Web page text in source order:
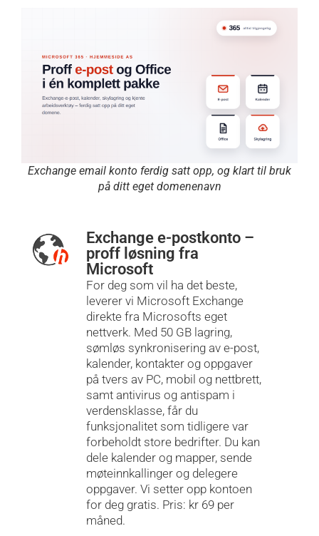
Exchange email konto ferdig satt opp, og klart til bruk
på ditt eget domenenavn
Exchange e-postkonto –
proff løsning fra
Microsoft
For deg som vil ha det beste,
leverer vi Microsoft Exchange
direkte fra Microsofts eget
nettverk. Med 50 GB lagring,
sømløs synkronisering av e-post,
kalender, kontakter og oppgaver
på tvers av PC, mobil og nettbrett,
samt antivirus og antispam i
verdensklasse, får du
funksjonalitet som tidligere var
forbeholdt store bedrifter. Du kan
dele kalender og mapper, sende
møteinnkallinger og delegere
oppgaver. Vi setter opp kontoen
for deg gratis. Pris: kr 69 per
måned.